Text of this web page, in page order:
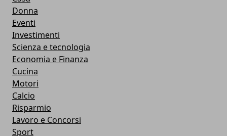
Donna
Eventi
Investimenti
Scienza e tecnologia
Economia e Finanza
Cucina
Motori
Calcio
Risparmio
Lavoro e Concorsi
Sport